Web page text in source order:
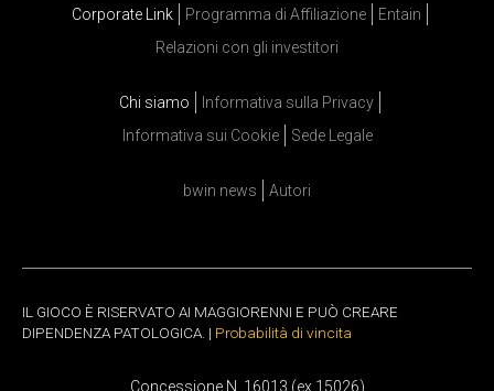
Corporate Link Programma di Affiliazione
Entain
Relazioni con gli investitori
Chi siamo
Informativa sulla Privacy
Informativa sui Cookie
Sede Legale
bwin news Autori
IL GIOCO È RISERVATO AI MAGGIORENNI E PUÒ CREARE
DIPENDENZA PATOLOGICA. | Probabilità di vincita
Concessione N. 16013 (ex 15026)